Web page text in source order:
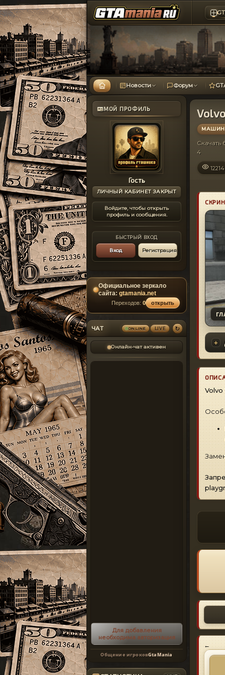
Новости Форум
МОЙ ПРОФИЛЬ
Гость
ЛИЧНЫЙ КАБИНЕТ ЗАКРЫТ
Войдите, чтобы открыть
профиль и сообщения.
БЫСТРЫЙ ВХОД
Вход Регистрация
Официальное зеркало
сайта: gtamania.net
Переходов: 0 открыть
ЧАТ ONLINE LIVE ↻
Онлайн-чат активен
Для добавления
необходима авторизация
Общение игроковGtaMania
Скачать
4
12214
Volvo
←